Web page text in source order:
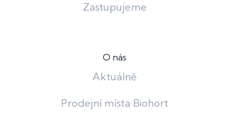
Zastupujeme
O nás
Aktuálně
Prodejní místa Biohort